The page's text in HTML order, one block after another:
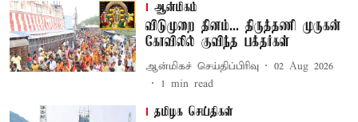
ஆன்மிகம்
விடுமுறை தினம்... திருத்தணி முருகன்
கோவிலில் குவிந்த பக்தர்கள்
ஆன்மிகச் செய்திப்பிரிவு
02 Aug 2026
1 min read
தமிழக செய்திகள்